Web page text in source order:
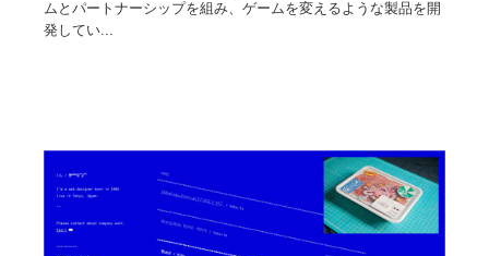
ムとパートナーシップを組み、ゲームを変えるような製品を開
発してい...